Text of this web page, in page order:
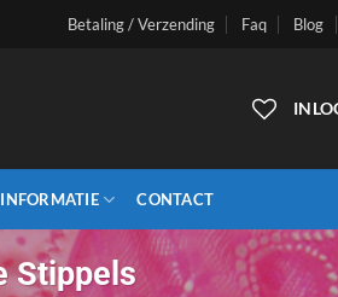
Betaling / Verzending Faq Blog
INFORMATIE CONTACT
Stippels